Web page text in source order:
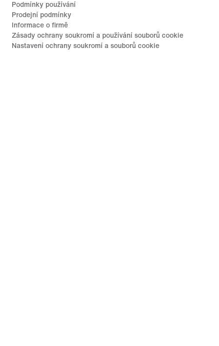
Podmínky používání
Prodejní podmínky
Informace o firmě
Zásady ochrany soukromí a používání souborů cookie
Nastavení ochrany soukromí a souborů cookie